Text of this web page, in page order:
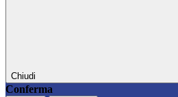
Chiudi
Conferma